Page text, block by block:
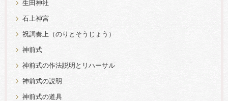
生田神社
石上神宮
祝詞奏上（のりとそうじょう）
神前式
神前式の作法説明とリハーサル
神前式の説明
神前式の道具